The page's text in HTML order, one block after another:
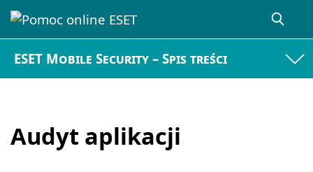
ESET Mobile Security – Spis treści
Audyt aplikacji